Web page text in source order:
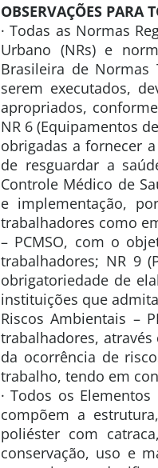
OBSERVAÇÕES PARA
· Todas as Normas
Urbano (NRs) e
Brasileira de
serem executados,
apropriados,
NR 6 (Equipamentos
obrigadas a fornecer
de resguardar a
Controle Médico de
e implementação,
trabalhadores como
– PCMSO, com o
trabalhadores; NR 9
obrigatoriedade de
instituições que
Riscos Ambientais –
trabalhadores,
da ocorrência de
trabalho, tendo em
· Todos os
compõem a
poliéster com
conservação, uso e